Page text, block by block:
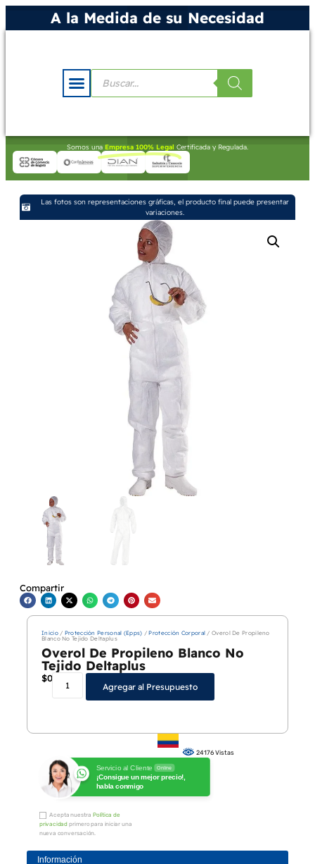
A la Medida de su Necesidad
Somos una Empresa 100% Legal Certificada y Regulada.
Las fotos son representaciones gráficas, el producto final puede presentar
variaciones.
Compartir
Inicio/ Protección Personal (Epps) /Protección Corporal / Overol De Propileno
Blanco No Tejido Deltaplus
Overol De Propileno Blanco No
Tejido Deltaplus
$0
Agregar al Presupuesto
Servicio al Cliente Online
¡Consigue un mejor precio!,
habla conmigo
Acepta nuestra Política de
privacidad primero para iniciar una
nueva conversación.
24176 Vistas
Información